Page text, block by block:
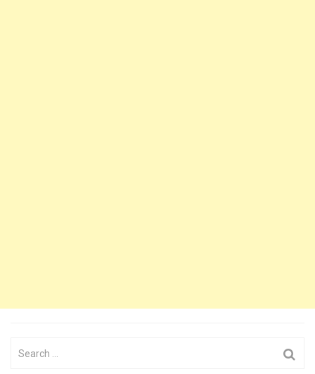
Search